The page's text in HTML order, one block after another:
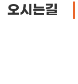
오시는길